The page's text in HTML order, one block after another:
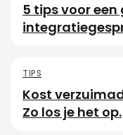
5 tips voor een
TIPS
Kost
Zo los je het op.